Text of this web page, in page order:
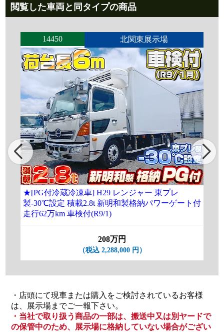
閲覧した車両と同タイプの商品
14450 北関東展示場
★[PG付冷蔵冷凍車] H29 レンジャー 東プレ
製-30℃設定 積載2.8t 新明和製格納パワーゲート付
走行62万km 車検付(R9/1)
208万円
（税込 2,288,000 円）
・店頭にて現車または購入をご検討されているお客様
は、展示場までご一報下さい。
・当社で取り扱う商品の一部は、搬送中又は別ヤードで
の保管中のため、展示場に格納していない場合がござい